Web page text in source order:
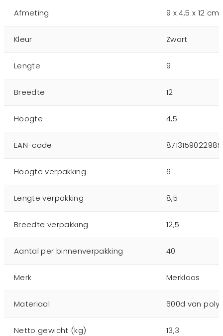
Afmeting 9 x 4,5 x 12 cm
Kleur Zwart
Lengte 9
Breedte 12
Hoogte 4,5
EAN-code 8713159022985
Hoogte verpakking 6
Lengte verpakking 8,5
Breedte verpakking 12,5
Aantal per binnenverpakking 40
Merk Merkloos
Materiaal 600d van
Netto gewicht (kg) 13,3